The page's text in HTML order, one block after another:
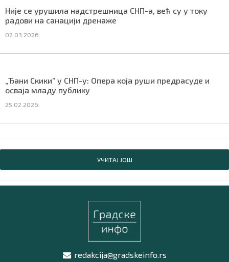
Није се урушила надстрешница СНП-а, већ су у току
радови на санацији дренаже
02.03.2026.
„Ђани Скики” у СНП-у: Опера која руши предрасуде и
осваја младу публику
25.02.2026.
УЧИТАЈ ЈОШ
redakcija@gradskeinfo.rs